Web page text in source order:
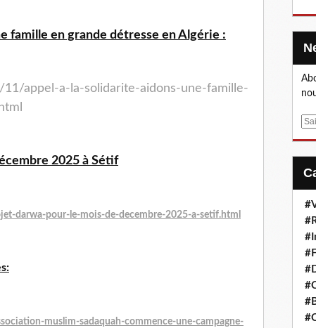
famille en grande détresse en Algérie :
appel-a-la-solidarite-aidons-une-famille-
2025 à Sétif
darwa-pour-le-mois-de-decembre-2025-a-setif.html
muslim-sadaquah-commence-une-campagne-
E